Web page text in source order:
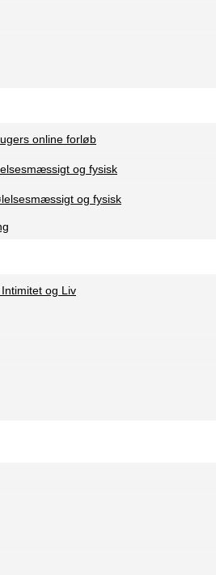
online forløb
og fysisk
og fysisk
og Liv